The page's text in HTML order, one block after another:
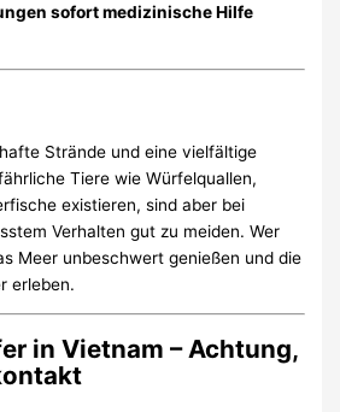
sofort medizinische Hilfe
Strände und eine vielfältige
Tiere wie Würfelquallen,
existieren, sind aber bei
Verhalten gut zu meiden. Wer
Meer unbeschwert genießen und die
erleben.
in Vietnam – Achtung,